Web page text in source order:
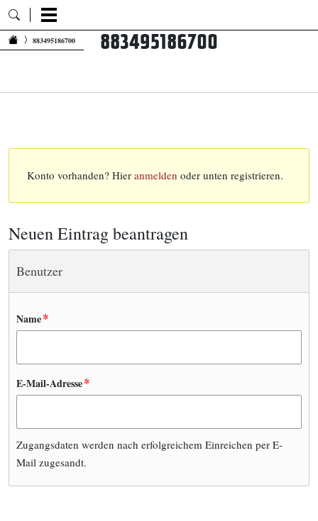
Zum Inhalt springen
883495186700 883495186700
Konto vorhanden? Hier anmelden oder unten registrieren.
Neuen Eintrag beantragen
Benutzer
Name*
E-Mail-Adresse*
Zugangsdaten werden nach erfolgreichem Einreichen per E-
Mail zugesandt.